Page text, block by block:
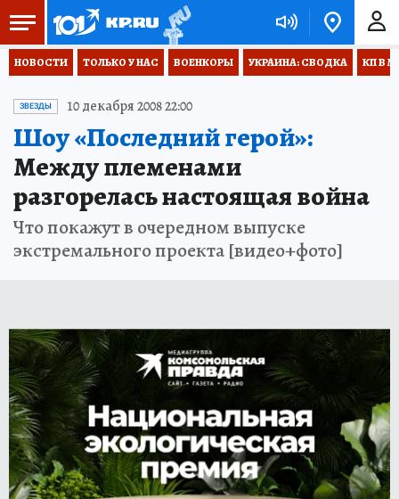
НОВОСТИ ТОЛЬКО У НАС ВОЕНКОРЫ УКРАИНА: СВОДКА КП В
ЗВЕЗДЫ 10 декабря 2008 22:00
Шоу «Последний герой»:
Между племенами
разгорелась настоящая война
Что покажут в очередном выпуске
экстремального проекта [видео+фото]